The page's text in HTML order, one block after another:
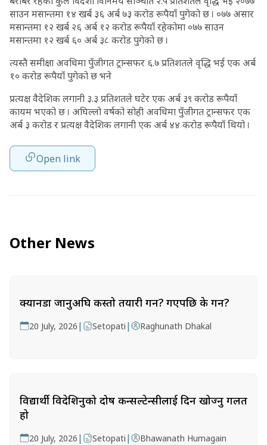
साउन मसान्तमा १४ खर्ब ३६ अर्ब ७३ करोड रूपैयाँ पुगेको छ । ०७७ असार
मसान्तमा १२ खर्ब २६ अर्ब १२ करोड रूपैयाँ रहेकोमा ०७७ साउन
मसान्तमा १२ खर्ब ६० अर्ब ३८ करोड पुगेको छ ।
त्यस्तै समीक्षा अवधिमा पुँजीगत ट्रान्सफर ६.७ प्रतिशतले वृद्धि भई एक अर्ब
१० करोड रूपैयाँ पुगेको छ भने
प्रत्यक्ष वैदेशिक लगानी ३.३ प्रतिशतले घटेर एक अर्ब ३९ करोड रूपैयाँ
कायम भएको छ । अघिल्लो वर्षको सोही अवधिमा पुँजीगत ट्रान्सफर एक
अर्ब ३ करोड र प्रत्यक्ष वैदेशिक लगानी एक अर्ब ४४ करोड रूपैयाँ थियो ।
Open link
Other News
क्यानडा जानुअघि कस्तो तयारी गर्ने? गएपछि के गर्ने?
20 July, 2026 | Setopati | Raghunath Dhakal
विद्यार्थी विदेशिनुको दोष कन्सल्टेन्सीलाई दिन खोज्नु गलत
हो
20 July, 2026 | Setopati | Bhawanath Humagain